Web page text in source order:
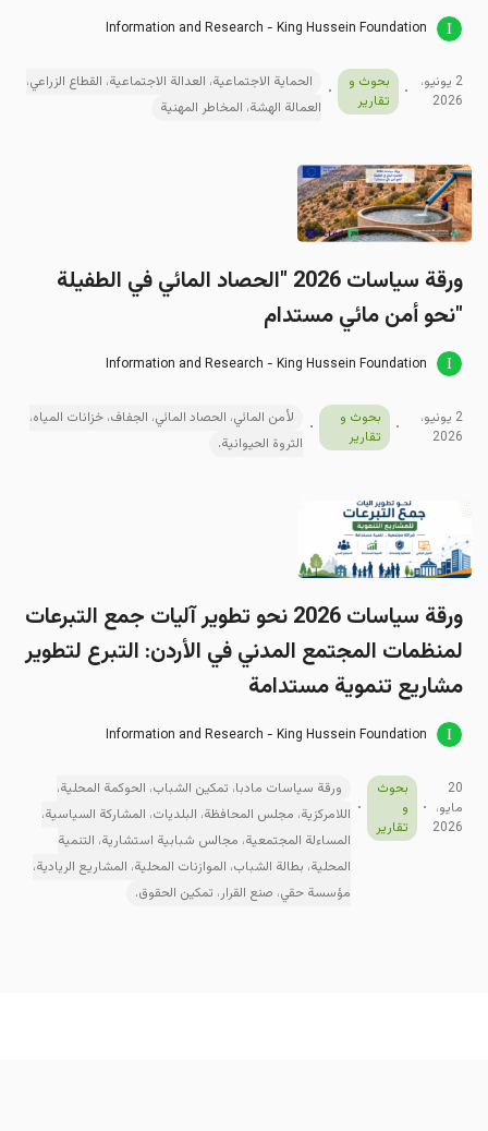
Information and Research - King Hussein Foundation
2 يونيو،
2026
بحوث و
تقارير
الحماية الاجتماعية، العدالة الاجتماعية، القطاع الزراعي،
العمالة الهشة، المخاطر المهنية
ورقة سياسات 2026 "الحصاد المائي في الطفيلة
"نحو أمن مائي مستدام
Information and Research - King Hussein Foundation
2 يونيو،
2026
بحوث و
تقارير
لأمن المائي، الحصاد المائي، الجفاف، خزانات المياه،
الثروة الحيوانية.
ورقة سیاسات 2026 نحو تطوير آليات جمع التبرعات
لمنظمات المجتمع المدني في الأردن: التبرع لتطوير
مشاريع تنموية مستدامة
Information and Research - King Hussein Foundation
20
مايو،
2026
بحوث
و
تقارير
ورقة سياسات مادبا، تمكين الشباب، الحوكمة المحلية،
اللامركزية، مجلس المحافظة، البلديات، المشاركة السياسية،
المساءلة المجتمعية، مجالس شبابية استشارية، التنمية
المحلية، بطالة الشباب، الموازنات المحلية، المشاريع الريادية،
مؤسسة حقي، صنع القرار، تمكين الحقوق.